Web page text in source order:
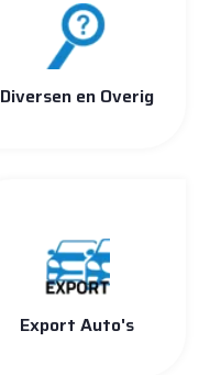
Diversen en Overig
Export Auto's